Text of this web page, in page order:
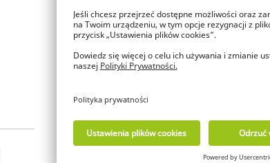
Jesteś już naszym
klientem?
Zaloguj się, aby